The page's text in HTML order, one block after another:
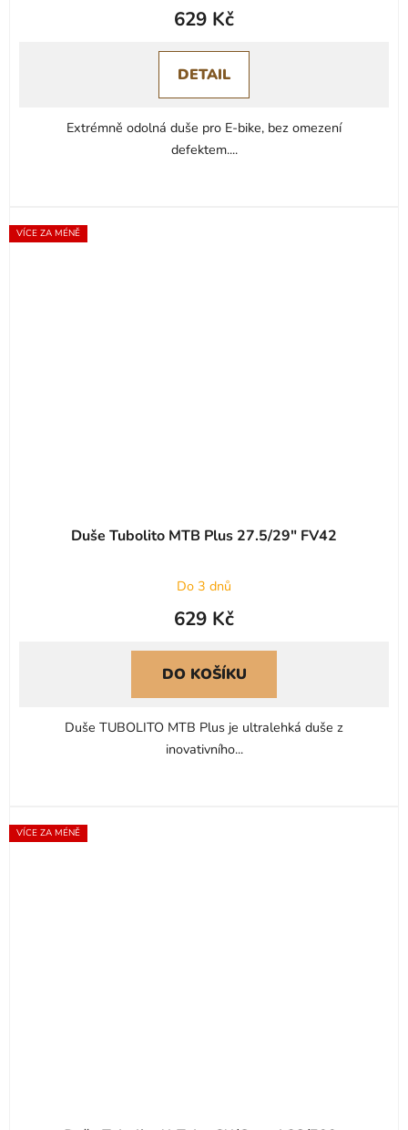
629 Kč
DETAIL
Extrémně odolná duše pro E-bike, bez omezení
defektem....
VÍCE ZA MÉNĚ
Duše Tubolito MTB Plus 27.5/29" FV42
Do 3 dnů
629 Kč
DO KOŠÍKU
Duše TUBOLITO MTB Plus je ultralehká duše z
inovativního...
VÍCE ZA MÉNĚ